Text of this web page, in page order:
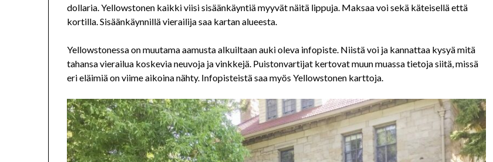
dollaria. Yellowstonen kaikki viisi sisäänkäyntiä myyvät näitä lippuja. Maksaa voi sekä käteisellä että
kortilla. Sisäänkäynnillä vierailija saa kartan alueesta.
Yellowstonessa on muutama aamusta alkuiltaan auki oleva infopiste. Niistä voi ja kannattaa kysyä mitä
tahansa vierailua koskevia neuvoja ja vinkkejä. Puistonvartijat kertovat muun muassa tietoja siitä, missä
eri eläimiä on viime aikoina nähty. Infopisteistä saa myös Yellowstonen karttoja.